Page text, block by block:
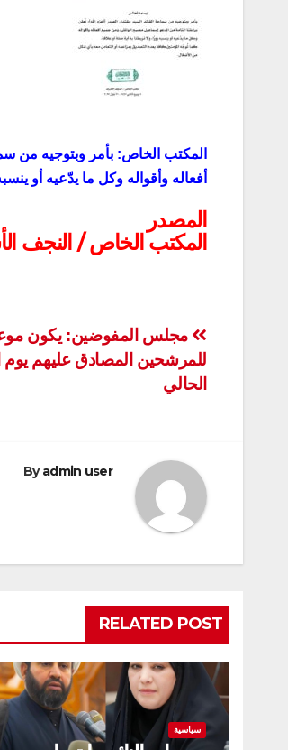
المكتب الخاص: بأمر وبتوجيه من
أفعاله وأقواله وكل ما يدّعيه أو
المصدر
المكتب الخاص / النجف
تصفّح
المقالات
مجلس المفوضين: يكون موعد
الحالي
Byadmin user
RELATED POST
سياسية